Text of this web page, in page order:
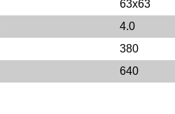
63x63
4.0
380
640